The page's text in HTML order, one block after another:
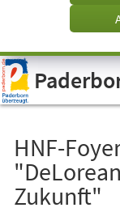
Visuelle
Assistenzsoftware
öffnen.
HNF-
Zukunft"